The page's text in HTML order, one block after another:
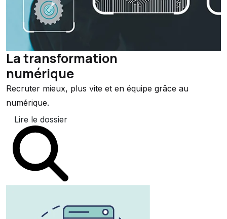
La transformation
numérique
Recruter mieux, plus vite et en équipe grâce au
numérique.
Lire le dossier